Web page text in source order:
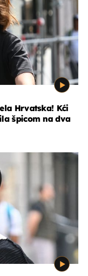
Hrvatska! Kći
špicom na dva